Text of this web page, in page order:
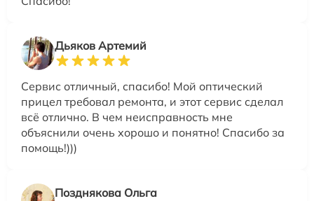
Дьяков Артемий
Сервис отличный, спасибо! Мой оптический
прицел требовал ремонта, и этот сервис сделал
всё отлично. В чем неисправность мне
объяснили очень хорошо и понятно! Спасибо за
помощь!)))
Позднякова Ольга